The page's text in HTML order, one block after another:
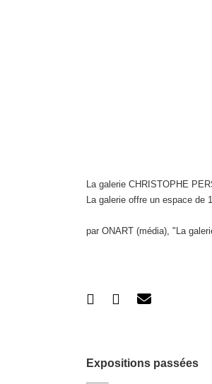
La galerie CHRISTOPHE
La galerie offre un espace de
par ONART (média), "La
Expositions passées